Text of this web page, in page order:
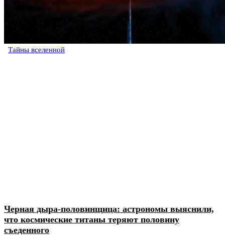
Тайны вселенной
Черная дыра-половинщица: астрономы выяснили,
что космические титаны теряют половину
съеденного